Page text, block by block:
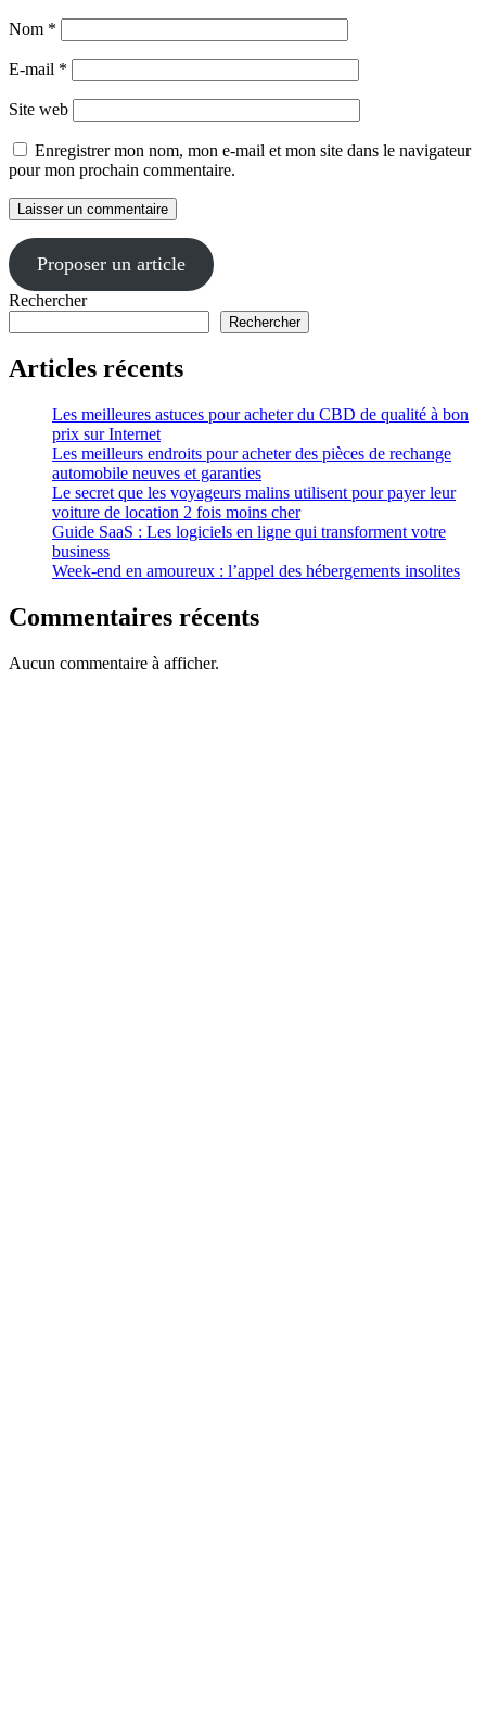
Nom *
E-mail *
Site web
Enregistrer mon nom, mon e-mail et mon site dans le navigateur
pour mon prochain commentaire.
Proposer un article
Rechercher
Rechercher
Articles récents
Les meilleures astuces pour acheter du CBD de qualité à bon
prix sur Internet
Les meilleurs endroits pour acheter des pièces de rechange
automobile neuves et garanties
Le secret que les voyageurs malins utilisent pour payer leur
voiture de location 2 fois moins cher
Guide SaaS : Les logiciels en ligne qui transforment votre
business
Week-end en amoureux : l’appel des hébergements insolites
Commentaires récents
Aucun commentaire à afficher.